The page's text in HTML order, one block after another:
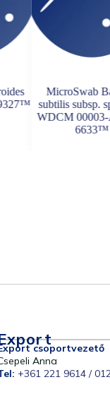
MicroSwab
subtilis subsp.
WDCM
6633™
csoportvezető
Anna
+361 221 9614 /